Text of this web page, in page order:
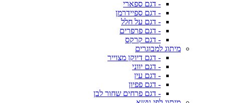
- דגם ספארי
- דגם ספיידרמן
- דגם על חלל
- דגם פרפרים
- דגם קרקס
מיתוג למבוגרים
- דגם דיוקן מצוייר
- דגם יווני
- דגם עין
- דגם פפיון
- דגם פרחים שחור לבן